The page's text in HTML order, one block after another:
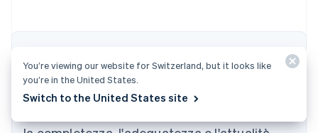
I contenuti di questo articolo hanno uno scopo
puramente informativo e formativo e non
devono essere intesi come consulenza legale
Austria
DeutschEnglish
Belgio
Brasile
You’re viewing our website for Switzerland, but it looks like
you’re in the United States.
Switch to the United States site